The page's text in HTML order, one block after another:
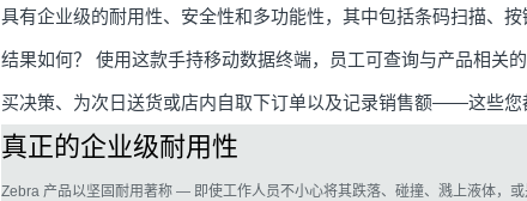
具有企业级的耐用性、安全性和多功能性，其中包括条码扫描、按
结果如何？ 使用这款手持移动数据终端，员工可查询与产品相关
买决策、为次日送货或店内自取下订单以及记录销售额——这些您
真正的企业级耐用性
Zebra 产品以坚固耐用著称 — 即使工作人员不小心将其跌落、碰撞、溅上液体，